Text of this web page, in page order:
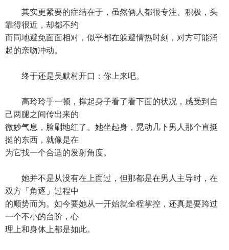
其实更紧要的症结在于，虽然俩人都很专注、积极，头
靠得很近，却都不约
而同地避免面面相对，似乎都在躲避情热时刻，对方可能涌
起的亲吻冲动。
终于还是吴默村开口：你上来吧。
高玲玲手一顿，撑起身子看了看下面的状况，感受到自
己两腿之间传出来的
微妙气息，脸刷地红了。她坐起身，晃动几下男人那个直挺
挺的东西，就像是在
为它找一个合适的发射角度。
她并不是从没有在上面过，但那都是在男人主导时，在
双方「角逐」过程中
的顺势而为。如今要她从一开始就全程掌控，还真是要跨过
一个不小的台阶，心
理上和身体上都是如此。